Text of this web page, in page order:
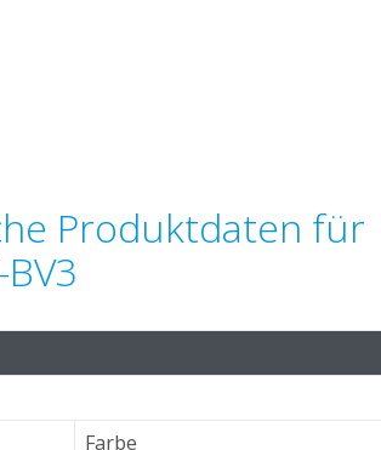
Produktdaten für
Farbe